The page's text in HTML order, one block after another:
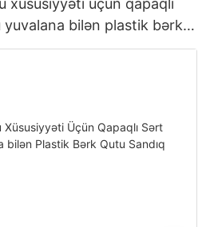
xüsusiyyəti üçün qapaqlı
bilən plastik bərk